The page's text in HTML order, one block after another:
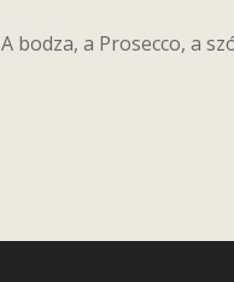
A bodza, a Prosecco, a